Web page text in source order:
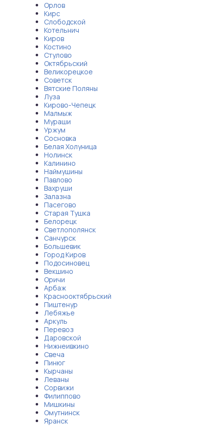
Орлов
Кирс
Слободской
Котельнич
Киров
Костино
Стулово
Октябрьский
Великорецкое
Советск
Вятские Поляны
Луза
Кирово-Чепецк
Малмыж
Мураши
Уржум
Сосновка
Белая Холуница
Нолинск
Калинино
Наймушины
Павлово
Вахруши
Залазна
Пасегово
Старая Тушка
Белорецк
Светлополянск
Санчурск
Большевик
Город Киров
Подосиновец
Векшино
Оричи
Арбаж
Краснооктябрьский
Пиштенур
Лебяжье
Аркуль
Перевоз
Даровской
Нижнеивкино
Свеча
Пинюг
Кырчаны
Леваны
Сорвижи
Филиппово
Мишкины
Омутнинск
Яранск